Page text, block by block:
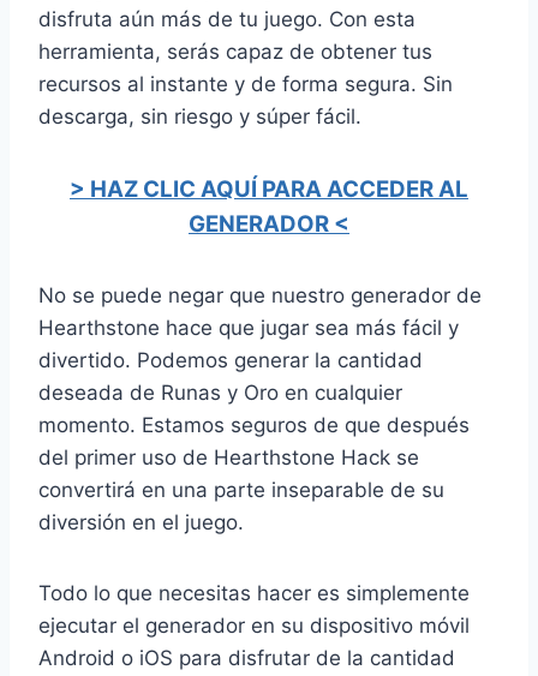
disfruta aún más de tu juego. Con esta
herramienta, serás capaz de obtener tus
recursos al instante y de forma segura. Sin
descarga, sin riesgo y súper fácil.
> HAZ CLIC AQUÍ PARA ACCEDER AL
GENERADOR <
No se puede negar que nuestro generador de
Hearthstone hace que jugar sea más fácil y
divertido. Podemos generar la cantidad
deseada de Runas y Oro en cualquier
momento. Estamos seguros de que después
del primer uso de Hearthstone Hack se
convertirá en una parte inseparable de su
diversión en el juego.
Todo lo que necesitas hacer es simplemente
ejecutar el generador en su dispositivo móvil
Android o iOS para disfrutar de la cantidad